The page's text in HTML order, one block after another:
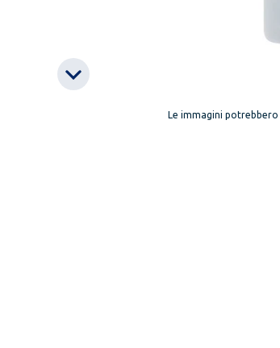
Le immagini